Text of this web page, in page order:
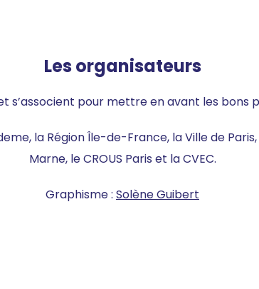
Les organisateurs
s’associent pour mettre en avant les bons
la Région Île-de-France, la Ville de
Marne, le CROUS Paris et la CVEC.
Graphisme : Solène Guibert